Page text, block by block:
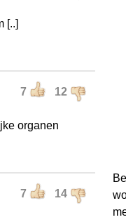
[..]
7 12
organen
7 14